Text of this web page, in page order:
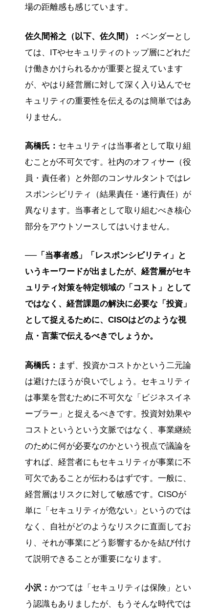
場の距離感も感じています。
佐久間裕之（以下、佐久間）： ベンダーとし
ては、ITやセキュリティのトップ層にどれだ
け働きかけられるかが重要と捉えています
が、やはり経営層に対して深く入り込んでセ
キュリティの重要性を伝えるのは簡単ではあ
りません。
高橋氏： セキュリティは当事者として取り組
むことが不可欠です。社内のオフィサー（役
員・責任者）と外部のコンサルタントではレ
スポンシビリティ（結果責任・遂行責任）が
異なります。当事者として取り組むべき核心
部分をアウトソースしてはいけません。
──「当事者感」「レスポンシビリティ」と
いうキーワードが出ましたが、経営層がセキ
ュリティ対策を特定領域の「コスト」として
ではなく、経営課題の解決に必要な「投資」
として捉えるために、CISOはどのような視
点・言葉で伝えるべきでしょうか。
高橋氏： まず、投資かコストかという二元論
は避けたほうが良いでしょう。セキュリティ
は事業を営むために不可欠な「ビジネスイネ
ーブラー」と捉えるべきです。投資対効果や
コストというという文脈ではなく、事業継続
のために何が必要なのかという視点で議論を
すれば、経営者にもセキュリティが事業に不
可欠であることが伝わるはずです。一般に、
経営層はリスクに対して敏感です。CISOが
単に「セキュリティが危ない」というのでは
なく、自社がどのようなリスクに直面してお
り、それが事業にどう影響するかを結び付け
て説明できることが重要になります。
小沢： かつては「セキュリティは保険」とい
う認識もありましたが、もうそんな時代では